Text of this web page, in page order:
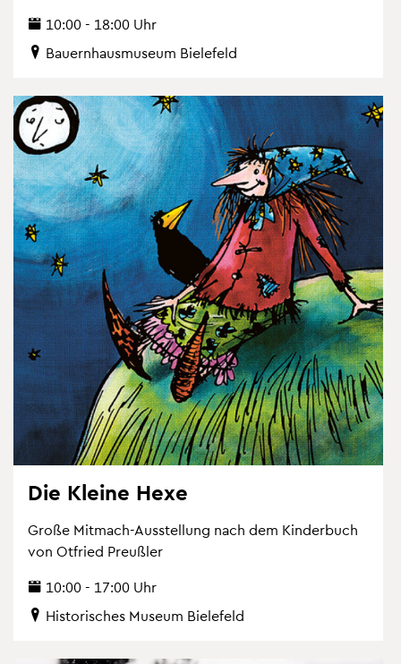
10:00 - 18:00 Uhr
Bau­ern­haus­mu­se­um Bie­le­feld
Die Klei­ne Hexe
Große Mit­mach-Aus­stel­lung nach dem Kin­der­buch
von Ot­fried Preu­ß­ler
10:00 - 17:00 Uhr
His­to­ri­sches Mu­se­um Bie­le­feld